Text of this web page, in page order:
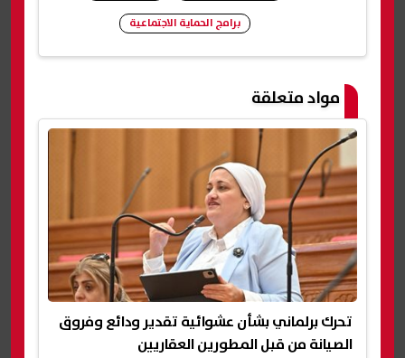
برامج الحماية الاجتماعية
مواد متعلقة
تحرك برلماني بشأن عشوائية تقدير ودائع وفروق
الصيانة من قبل المطورين العقاريين